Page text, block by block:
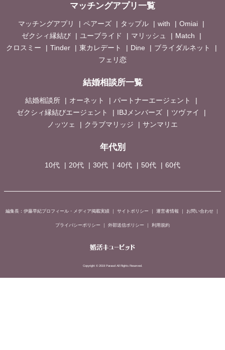
マッチングアプリ一覧
マッチングアプリ ペアーズ タップル with
Omiai
ゼクシィ縁結び
ユーブライド マリッシュ
Match
クロスミー
Tinder 東カレデート Dine
ブライダルネット
フェリ恋
結婚相談所一覧
結婚相談所 オーネット
パートナーエージェント
ゼクシィ縁結びエージェント
IBJメンバーズ
ツヴァイ
ノッツェ
クラブマリッジ サンマリエ
年代別
10代 20代 30代 40代 50代 60代
編集長：伊藤早紀プロフィール・メディア掲載実績 サイトポリシー 運営者情報 お問い合わせ
プライバシーポリシー 外部送信ポリシー 利用規約
Copyright © 2019 Parasol All Rights Reserved.